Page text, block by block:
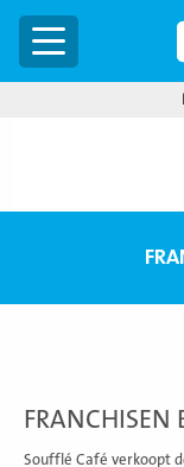
Menu
FRANCHISEN
Soufflé Café verkoopt